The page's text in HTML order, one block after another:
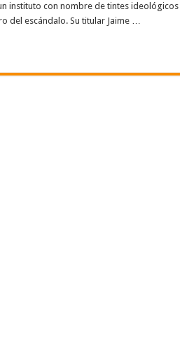
instituto con nombre de tintes
del escándalo. Su titular Jaime …